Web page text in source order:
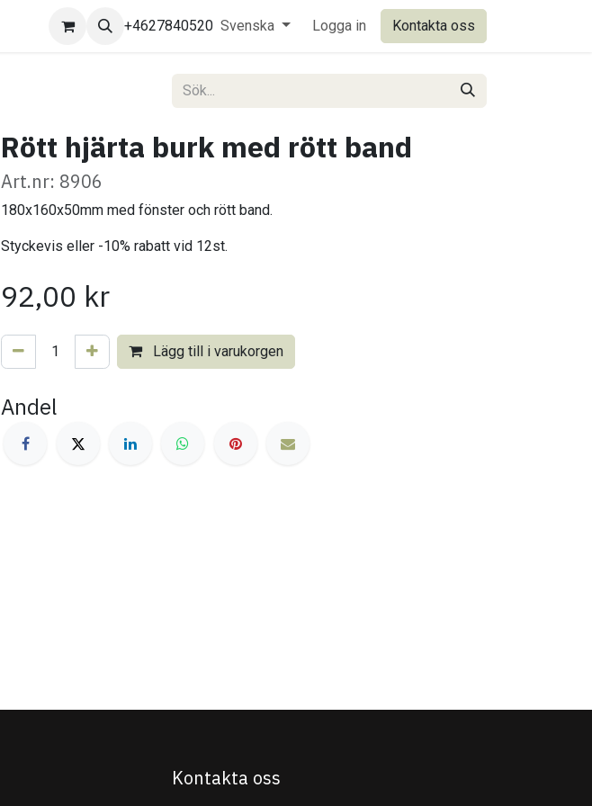
+4627840520 Svenska Logga in Kontakta oss
Rött hjärta burk med rött band
Art.nr: 8906
180x160x50mm med fönster och rött band.
Styckevis eller -10% rabatt vid 12st.
92,00 kr
Lägg till i varukorgen
Andel
Kontakta oss